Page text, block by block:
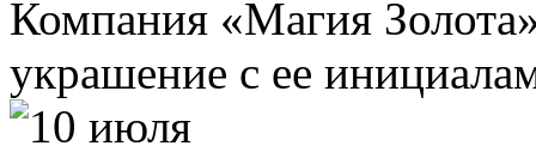
Компания «Магия
украшение с ее